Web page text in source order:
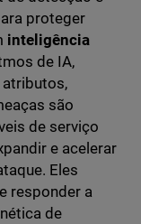
proteger
inteligência
de IA,
atributos,
são
de serviço
e acelerar
Eles
responder a
de